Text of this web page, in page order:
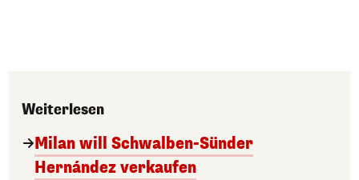
Weiterlesen
Milan will Schwalben-Sünder
Hernández verkaufen